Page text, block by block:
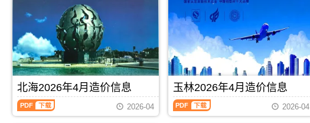
造
价
信
息
期
刊
PDF
玉
林
市
价
信
息
期
刊
PDF
工
程
材
料
价
格
纠
纷
调
贺
程
全
过
程
成
本
管
控，
造
价
信
息）
期
刊，
由
崇
左
PDF 下载
建
设
工
造
价
信
息）
期
刊，
由
PDF 下载
北海2026年4月造价信息
北
海
2026-04
玉林2026年4月造价信息
玉
林
2026-04